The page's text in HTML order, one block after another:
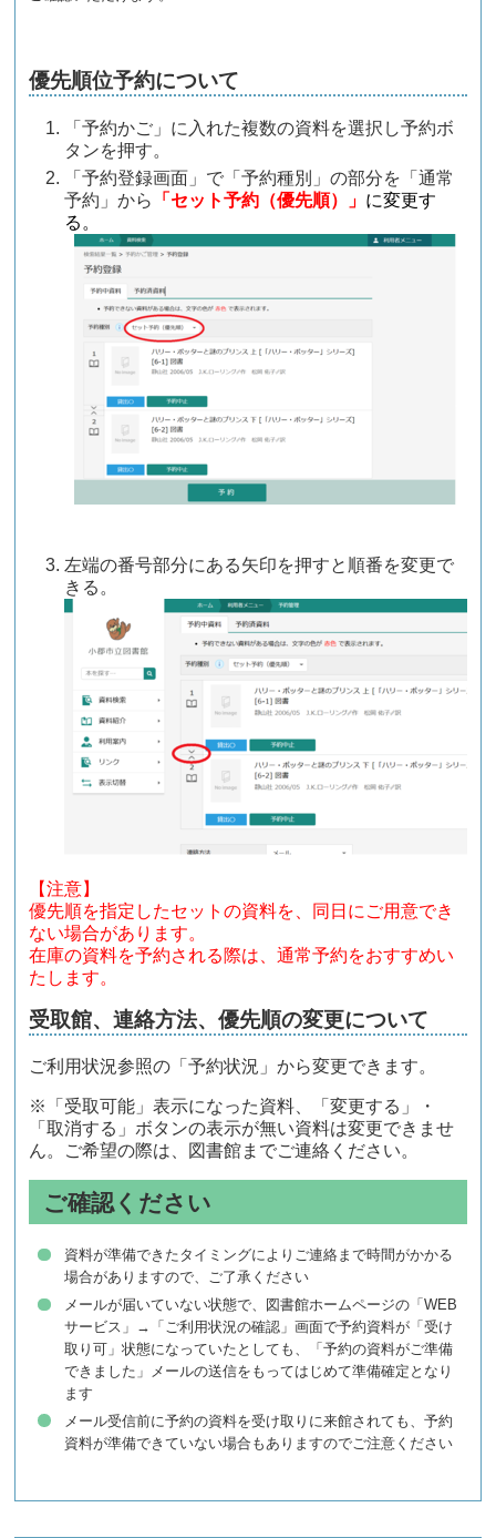
優先順位予約について
「予約かご」に入れた複数の資料を選択し予約ボ
タンを押す。
「予約登録画面」で「予約種別」の部分を「通常
予約」から
「セット予約（優先順）」 に変更す
る。
左端の番号部分にある矢印を押すと順番を変更で
きる。
【注意】
優先順を指定したセットの資料を、同日にご用意でき
ない場合があります。
在庫の資料を予約される際は、通常予約をおすすめい
たします。
受取館、連絡方法、優先順の変更について
ご利用状況参照の「予約状況」から変更できます。
※「受取可能」表示になった資料、「変更する」・
「取消する」ボタンの表示が無い資料は変更できませ
ん。ご希望の際は、図書館までご連絡ください。
ご確認ください
資料が準備できたタイミングによりご連絡まで時間がかかる
場合がありますので、ご了承ください
メールが届いていない状態で、図書館ホームページの「WEB
サービス」→「ご利用状況の確認」画面で予約資料が「受け
取り可」状態になっていたとしても、「予約の資料がご準備
できました」メールの送信をもってはじめて準備確定となり
ます
メール受信前に予約の資料を受け取りに来館されても、予約
資料が準備できていない場合もありますのでご注意ください